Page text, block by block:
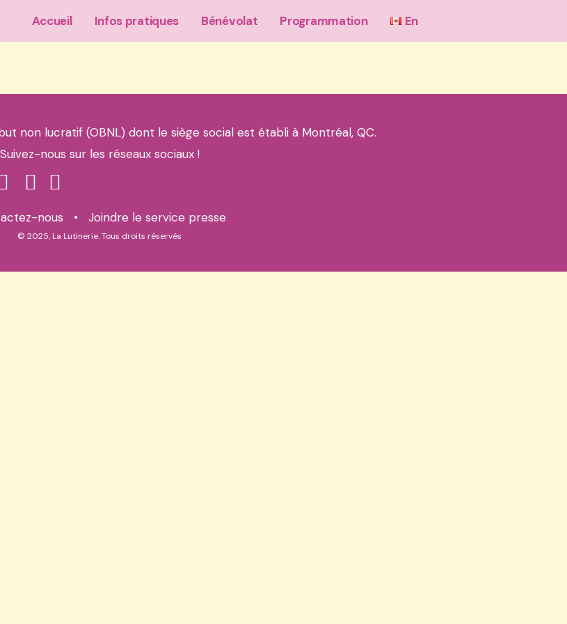
Accueil Infos pratiques Bénévolat Programmation En
non lucratif (OBNL) dont le siège social est établi à Montréal, QC.
Suivez-nous sur les réseaux sociaux !
nous • Joindre le service presse
© 2025, La Lutinerie. Tous droits réservés